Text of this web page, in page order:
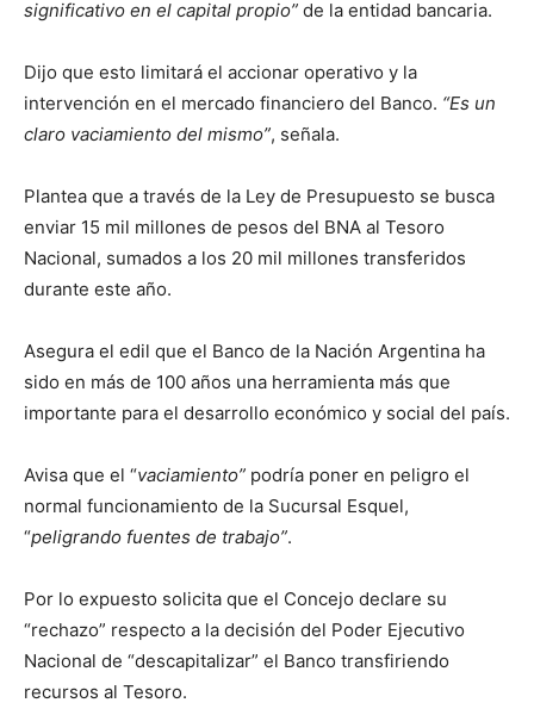
significativo en el capital propio” de la entidad bancaria.
Dijo que esto limitará el accionar operativo y la
intervención en el mercado financiero del Banco. “Es un
claro vaciamiento del mismo”, señala.
Plantea que a través de la Ley de Presupuesto se busca
enviar 15 mil millones de pesos del BNA al Tesoro
Nacional, sumados a los 20 mil millones transferidos
durante este año.
Asegura el edil que el Banco de la Nación Argentina ha
sido en más de 100 años una herramienta más que
importante para el desarrollo económico y social del país.
Avisa que el “vaciamiento” podría poner en peligro el
normal funcionamiento de la Sucursal Esquel,
“peligrando fuentes de trabajo”.
Por lo expuesto solicita que el Concejo declare su
“rechazo” respecto a la decisión del Poder Ejecutivo
Nacional de “descapitalizar” el Banco transfiriendo
recursos al Tesoro.